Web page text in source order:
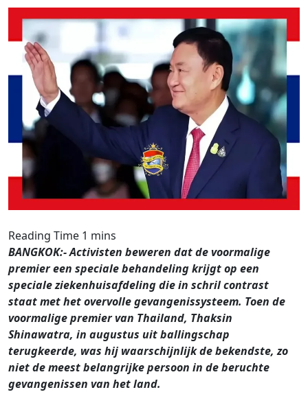
BANGKOK:- Activisten beweren dat de voormalige
premier een speciale behandeling krijgt op een
speciale ziekenhuisafdeling die in schril contrast
staat met het overvolle gevangenissysteem. Toen de
voormalige premier van Thailand, Thaksin
Shinawatra, in augustus uit ballingschap
terugkeerde, was hij waarschijnlijk de bekendste, zo
niet de meest belangrijke persoon in de beruchte
gevangenissen van het land.